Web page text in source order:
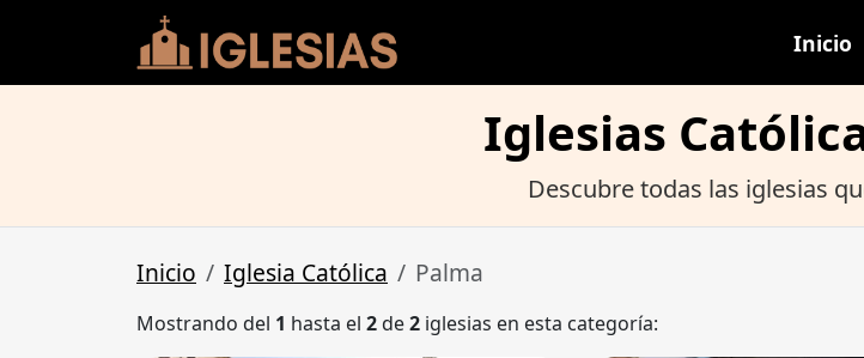
Inicio
Iglesias
Descubre todas las iglesias
Inicio Iglesia Católica Palma
Mostrando del 1 hasta el 2de2 iglesias en esta categoría: